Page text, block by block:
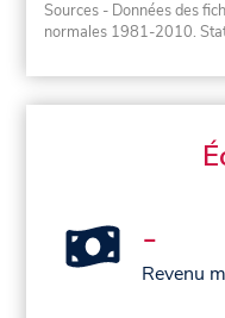
Sources - Données des
normales 1981-2010.
-
Revenu